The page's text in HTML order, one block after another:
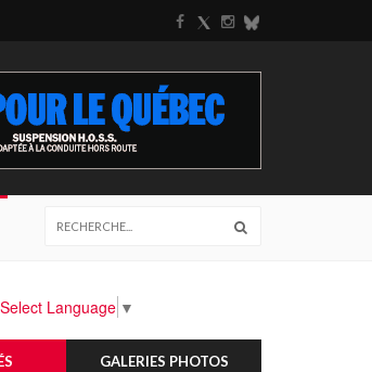
Select Language ▼
GALERIES PHOTOS